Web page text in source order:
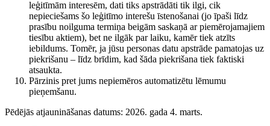
leģitīmām interesēm, dati tiks apstrādāti tik ilgi, cik
nepieciešams šo leģitīmo interešu īstenošanai (jo īpaši līdz
prasību noilguma termiņa beigām saskaņā ar piemērojamajiem
tiesību aktiem), bet ne ilgāk par laiku, kamēr tiek atzīts
iebildums. Tomēr, ja jūsu personas datu apstrāde pamatojas uz
piekrišanu – līdz brīdim, kad šāda piekrišana tiek faktiski
atsaukta.
Pārzinis pret jums nepiemēros automatizētu lēmumu
pieņemšanu.
Pēdējās atjaunināšanas datums: 2026. gada 4. marts.